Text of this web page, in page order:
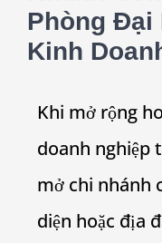
Phòng Đại
Kinh
Khi mở rộng
doanh nghiệp
mở chi nhánh
diện hoặc địa